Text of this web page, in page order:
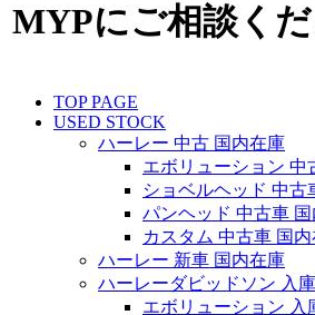
MYPにご相談くだ
TOP PAGE
USED STOCK
ハーレー 中古 国内在庫
エボリューション 中
ショベルヘッド 中古
パンヘッド 中古車
カスタム 中古車 国
ハーレー 新車 国内在庫
ハーレーダビッドソン 入
エボリューション 入